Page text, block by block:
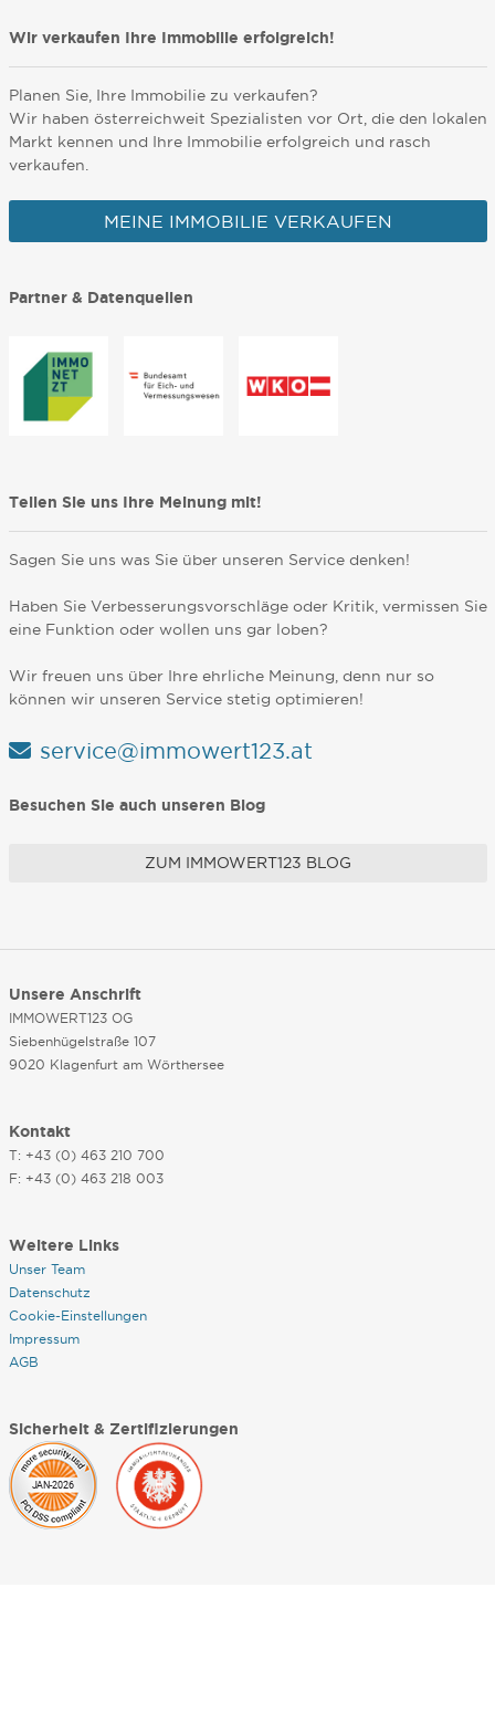
Wir verkaufen Ihre Immobilie erfolgreich!
Planen Sie, Ihre Immobilie zu verkaufen?
Wir haben österreichweit Spezialisten vor Ort, die den lokalen
Markt kennen und Ihre Immobilie erfolgreich und rasch
verkaufen.
MEINE IMMOBILIE VERKAUFEN
Partner & Datenquellen
Teilen Sie uns Ihre Meinung mit!
Sagen Sie uns was Sie über unseren Service denken!
Haben Sie Verbesserungsvorschläge oder Kritik, vermissen Sie
eine Funktion oder wollen uns gar loben?
Wir freuen uns über Ihre ehrliche Meinung, denn nur so
können wir unseren Service stetig optimieren!
service@immowert123.at
Besuchen Sie auch unseren Blog
ZUM IMMOWERT123 BLOG
Unsere Anschrift
IMMOWERT123 OG
Siebenhügelstraße 107
9020 Klagenfurt am Wörthersee
Kontakt
T: +43 (0) 463 210 700
F: +43 (0) 463 218 003
Weitere Links
Unser Team
Datenschutz
Cookie-Einstellungen
Impressum
AGB
Sicherheit & Zertifizierungen